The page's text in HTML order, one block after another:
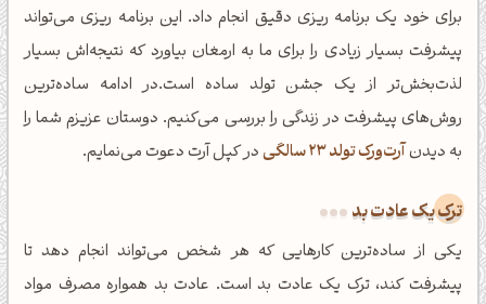
برای خود یک برنامه ریزی دقیق انجام داد. این برنامه ریزی می‌تواند
پیشرفت بسیار زیادی را برای ما به ارمغان بیاورد که نتیجه‌اش بسیار
لذت‌بخش‌تر از یک جشن تولد ساده است.در ادامه ساده‌ترین
روش‌های پیشرفت در زندگی را بررسی می‌کنیم. دوستان عزیزم شما را
به دیدنآرت‌ورک تولد 23 سالگی در کپل آرت دعوت می‌نمایم.
ترک یک عادت بد
یکی از ساده‌ترین کارهایی که هر شخص می‌تواند انجام دهد تا
پیشرفت کند، ترک یک عادت بد است. عادت بد همواره مصرف مواد